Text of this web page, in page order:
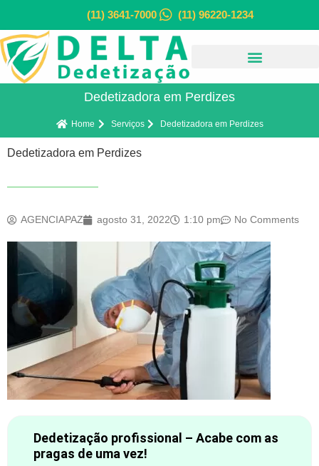
(11) 3641-7000 (11) 96220-1234
Dedetizadora em Perdizes
Home Serviços Dedetizadora em Perdizes
Dedetizadora em Perdizes
AGENCIAPAZ agosto 31, 2022 1:10 pm No Comments
Dedetização profissional – Acabe com as
pragas de uma vez!